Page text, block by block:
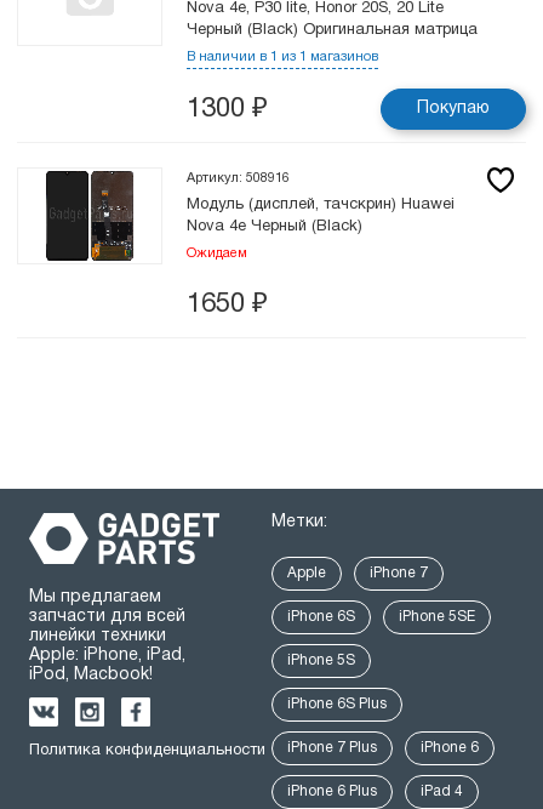
Nova 4e, P30 lite, Honor 20S, 20 Lite
Черный (Black) Оригинальная матрица
В наличии в 1 из 1 магазинов
1300 ₽ Покупаю
Артикул: 508916
Модуль (дисплей, тачскрин) Huawei
Nova 4e Черный (Black)
Ожидаем
1650 ₽
Мы предлагаем
запчасти для всей
линейки техники
Apple: iPhone, iPad,
iPod, Macbook!
Политика конфиденциальности
Метки:
Apple iPhone 7
iPhone 6S iPhone 5SE
iPhone 5S
iPhone 6S Plus
iPhone 7 Plus iPhone 6
iPhone 6 Plus iPad 4